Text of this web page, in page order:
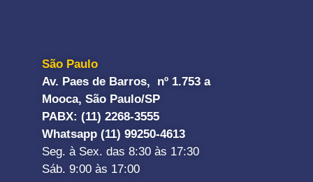
São Paulo
Av. Paes de Barros, nº 1.753 a
Mooca, São Paulo/SP
PABX: (11) 2268-3555
Whatsapp (11) 99250-4613
Seg. à Sex. das 8:30 às 17:30
Sáb. 9:00 às 17:00